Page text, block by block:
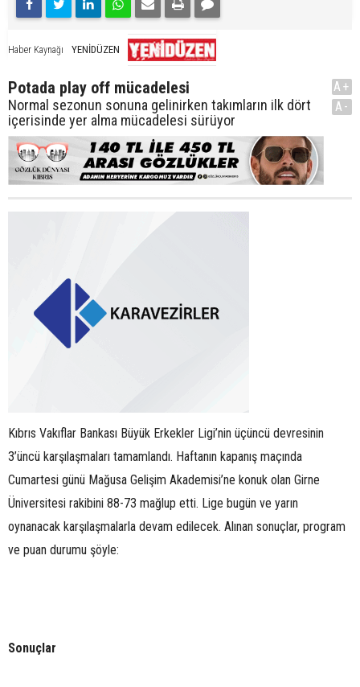
Haber Kaynağı YENİDÜZEN
Potada play off mücadelesi
Normal sezonun sonuna gelinirken takımların ilk dört
içerisinde yer alma mücadelesi sürüyor
A+
A-
Kıbrıs Vakıflar Bankası Büyük Erkekler Ligi’nin üçüncü devresinin
3’üncü karşılaşmaları tamamlandı. Haftanın kapanış maçında
Cumartesi günü Mağusa Gelişim Akademisi’ne konuk olan Girne
Üniversitesi rakibini 88-73 mağlup etti. Lige bugün ve yarın
oynanacak karşılaşmalarla devam edilecek. Alınan sonuçlar, program
ve puan durumu şöyle:
Sonuçlar